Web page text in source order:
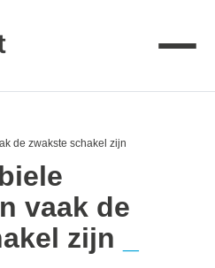
de zwakste schakel zijn
vaak de
zijn